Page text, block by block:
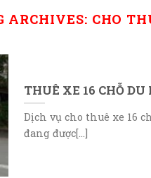
ARCHIVES: CHO
THUÊ XE 16 CHỖ
Dịch vụ cho thuê xe 16
đang được[...]